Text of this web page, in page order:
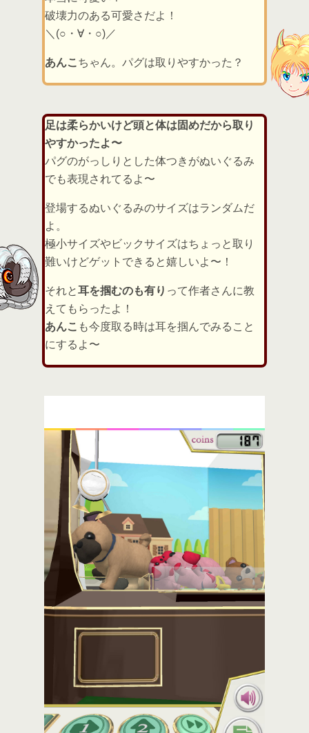
破壊力のある可愛さだよ！
＼(○・∀・○)／
あんこ ちゃん。パグは取りやすかった？
足は柔らかいけど頭と体は固めだから取り
やすかったよ〜
パグのがっしりとした体つきがぬいぐるみ
でも表現されてるよ〜
登場するぬいぐるみのサイズはランダムだ
よ。
極小サイズやビックサイズはちょっと取り
難いけどゲットできると嬉しいよ〜！
それと耳を掴むのも有り って作者さんに教
えてもらったよ！
あんこ も今度取る時は耳を掴んでみること
にするよ〜